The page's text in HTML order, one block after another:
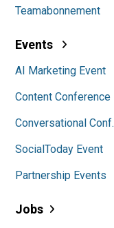
Teamabonnement
Events
AI Marketing Event
Content Conference
Conversational Conf.
SocialToday Event
Partnership Events
Jobs